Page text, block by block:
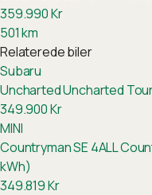
359.990Kr
501km
Relaterede biler
Subaru
UnchartedUncharted
349.900Kr
MINI
Countryman SE 4ALL
kWh)
349.819Kr